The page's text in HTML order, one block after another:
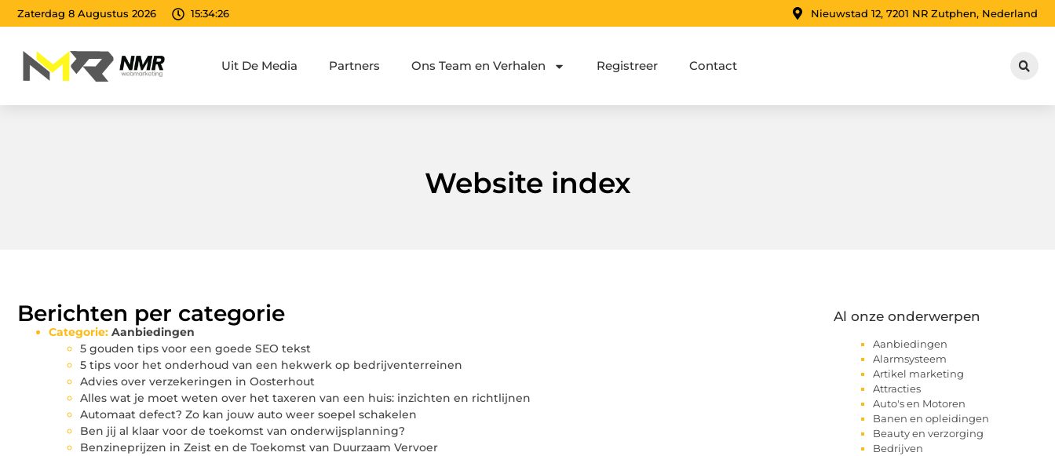
Zaterdag 8 Augustus 2026 15:34:27 Nieuwstad 12, 7201 NR Zutphen, Nederland
Uit De Media Partners Ons Team en Verhalen Registreer Contact
Website index
Berichten per categorie
Categorie: Aanbiedingen
5 gouden tips voor een goede SEO tekst
5 tips voor het onderhoud van een hekwerk op bedrijventerreinen
Advies over verzekeringen in Oosterhout
Alles wat je moet weten over het taxeren van een huis: inzichten en richtlijnen
Automaat defect? Zo kan jouw auto weer soepel schakelen
Ben jij al klaar voor de toekomst van onderwijsplanning?
Benzineprijzen in Zeist en de Toekomst van Duurzaam Vervoer
Al onze onderwerpen
Aanbiedingen
Alarmsysteem
Artikel marketing
Attracties
Auto's en Motoren
Banen en opleidingen
Beauty en verzorging
Bedrijven